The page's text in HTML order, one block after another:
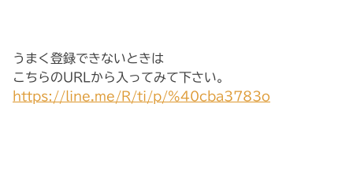
うまく登録できないときは
こちらのURLから入ってみて下さい。
https://line.me/R/ti/p/%40cba3783o